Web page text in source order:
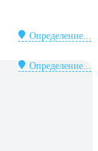
Определение...
Определение...